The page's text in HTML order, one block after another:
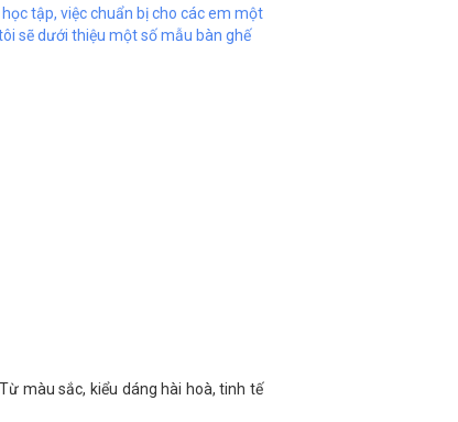
tập, việc chuẩn bị cho các em một
sẽ dưới thiệu một số mẫu bàn ghế
màu sắc, kiểu dáng hài hoà, tinh tế